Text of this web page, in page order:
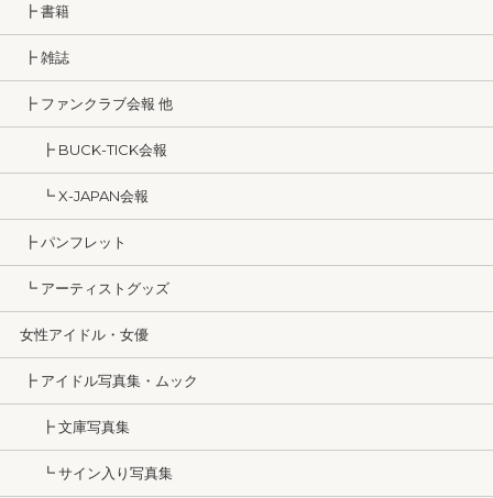
┣ 書籍
┣ 雑誌
┣ ファンクラブ会報 他
┣ BUCK-TICK会報
┗ X-JAPAN会報
┣ パンフレット
┗ アーティストグッズ
女性アイドル・女優
┣ アイドル写真集・ムック
┣ 文庫写真集
┗ サイン入り写真集